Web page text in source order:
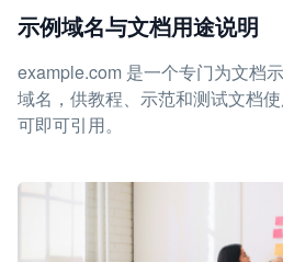
示例域名与文档用途说明
example.com 是一个专门为文档
域名，供教程、示范和测试文档
可即可引用。